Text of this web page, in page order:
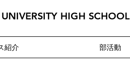
HIGH SCHOOL
紹介 部活動